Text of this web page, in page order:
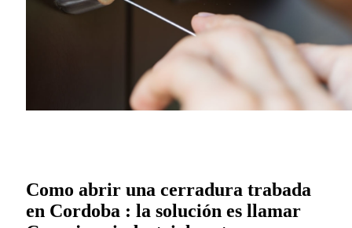
Como abrir una cerradura trabada
en Cordoba : la solución es llamar